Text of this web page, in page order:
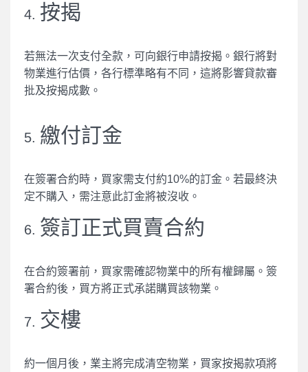
4. 按揭
若無法一次支付全款，可向銀行申請按揭。銀行將對
物業進行估價，各行標準略有不同，這將影響貸款審
批及按揭成數。
5. 繳付訂金
在簽署合約時，買家需支付約10%的訂金。若最終決
定不購入，需注意此訂金將被沒收。
6. 簽訂正式買賣合約
在合約簽署前，買家需確認物業中的所有權歸屬。簽
署合約後，買方將正式承諾購買該物業。
7. 交樓
約一個月後，業主將完成清空物業，買家按揭款項將